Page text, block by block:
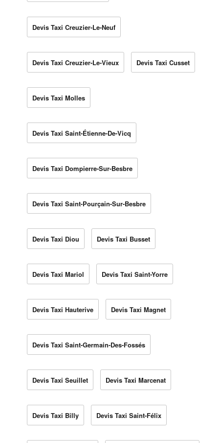
Devis Taxi Creuzier-Le-Neuf
Devis Taxi Creuzier-Le-Vieux Devis Taxi Cusset
Devis Taxi Molles
Devis Taxi Saint-Étienne-De-Vicq
Devis Taxi Dompierre-Sur-Besbre
Devis Taxi Saint-Pourçain-Sur-Besbre
Devis Taxi Diou Devis Taxi Busset
Devis Taxi Mariol Devis Taxi Saint-Yorre
Devis Taxi Hauterive Devis Taxi Magnet
Devis Taxi Saint-Germain-Des-Fossés
Devis Taxi Seuillet Devis Taxi Marcenat
Devis Taxi Billy Devis Taxi Saint-Félix